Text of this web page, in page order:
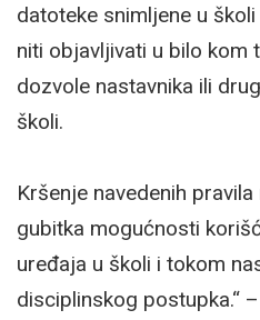
datoteke snimljene u
niti objavljivati u bilo kom
dozvole nastavnika ili
školi.
Kršenje navedenih
gubitka mogućnosti
uređaja u školi i tokom
disciplinskog postupka.“